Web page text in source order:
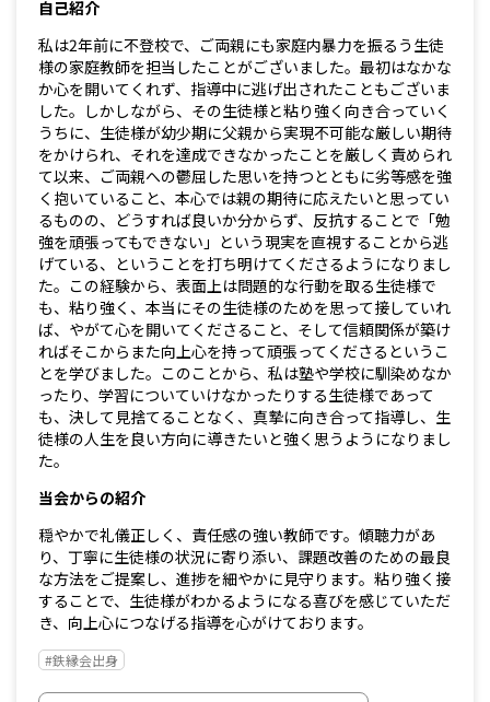
自己紹介
私は2年前に不登校で、ご両親にも家庭内暴力を振るう生徒
様の家庭教師を担当したことがございました。最初はなかな
か心を開いてくれず、指導中に逃げ出されたこともございま
した。しかしながら、その生徒様と粘り強く向き合っていく
うちに、生徒様が幼少期に父親から実現不可能な厳しい期待
をかけられ、それを達成できなかったことを厳しく責められ
て以来、ご両親への鬱屈した思いを持つとともに劣等感を強
く抱いていること、本心では親の期待に応えたいと思ってい
るものの、どうすれば良いか分からず、反抗することで「勉
強を頑張ってもできない」という現実を直視することから逃
げている、ということを打ち明けてくださるようになりまし
た。この経験から、表面上は問題的な行動を取る生徒様で
も、粘り強く、本当にその生徒様のためを思って接していれ
ば、やがて心を開いてくださること、そして信頼関係が築け
ればそこからまた向上心を持って頑張ってくださるというこ
とを学びました。このことから、私は塾や学校に馴染めなか
ったり、学習についていけなかったりする生徒様であって
も、決して見捨てることなく、真摯に向き合って指導し、生
徒様の人生を良い方向に導きたいと強く思うようになりまし
た。
当会からの紹介
穏やかで礼儀正しく、責任感の強い教師です。傾聴力があ
り、丁寧に生徒様の状況に寄り添い、課題改善のための最良
な方法をご提案し、進捗を細やかに見守ります。粘り強く接
することで、生徒様がわかるようになる喜びを感じていただ
き、向上心につなげる指導を心がけております。
#鉄縁会出身